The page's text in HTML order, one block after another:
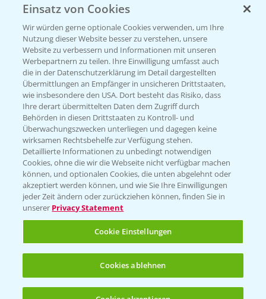
Beratung auf WhatsApp
T.+49 (0)174 346 564 1
KONTAKT
Hilfe in Notfällen
T.+49 (0)214/30-20220
Folgen Sie uns
Einsatz von Cookies
Wir würden gerne optionale Cookies verwenden, um Ihre
Nutzung dieser Website besser zu verstehen, unsere
Website zu verbessern und Informationen mit unseren
Werbepartnern zu teilen. Ihre Einwilligung umfasst auch
die in der Datenschutzerklärung im Detail dargestellten
Übermittlungen an Empfänger in unsicheren Drittstaaten,
wie insbesondere den USA. Dort besteht das Risiko, dass
Ihre derart übermittelten Daten dem Zugriff durch
Behörden in diesen Drittstaaten zu Kontroll- und
Überwachungszwecken unterliegen und dagegen keine
wirksamen Rechtsbehelfe zur Verfügung stehen.
Detaillierte Informationen zu unbedingt notwendigen
Cookies, ohne die wir die Webseite nicht verfügbar machen
können, und optionalen Cookies, die unten abgelehnt oder
akzeptiert werden können, und wie Sie Ihre Einwilligungen
jeder Zeit ändern oder zurückziehen können, finden Sie in
unserer Privacy Statement
Cookie Einstellungen
Cookies ablehnen